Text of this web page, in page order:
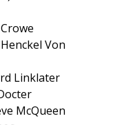
Von
Linklater
McQueen